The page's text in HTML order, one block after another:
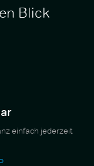
Blick
einfach jederzeit